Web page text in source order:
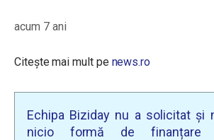
acum 7 ani
Citește mai mult pe news.ro
Echipa Biziday nu a solicitat și
nicio formă de finanțare